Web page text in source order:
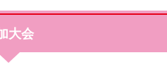
大会